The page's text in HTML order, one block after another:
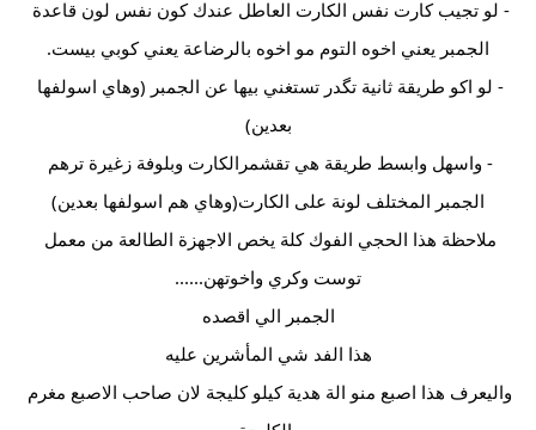
الجمبر يعني اخوه التوم مو اخوه بالرضاعة يعني كوبي بيست.
بعدين)
الجمبر المختلف لونة على الكارت(وهاي هم اسولفها بعدين)
توست وكري واخوتهن......
الجمبر الي اقصده
هذا الفد شي المأشرين عليه